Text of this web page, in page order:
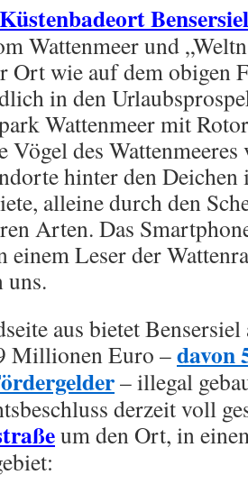
Küstenbadeort Bensersiel
Wattenmeer und
Ort wie auf dem obigen
in den
Wattenmeer mit
Vögel des
hinter den
alleine durch den
Arten. Das
einem Leser der
uns.
aus bietet
Millionen Euro –davon
– illegal
derzeit voll
um den Ort, in